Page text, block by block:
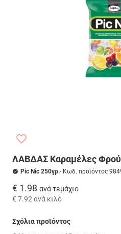
ΛΑΒΔΑΣ Καραμέλες
Pic Nic 250γρ.- Κωδ. προϊόντος
€ 1.98 ανά τεμάχιο
€ 7.92 ανά κιλό
Σχόλια προϊόντος